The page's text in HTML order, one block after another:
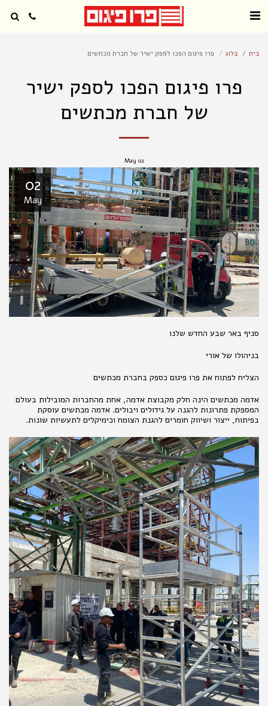
בית בלוג פרו פיגום הפכו לספק ישיר של חברת מכתשים
פרו פיגום הפכו לספק ישיר
של חברת מכתשים
02
May
02
May
סניף באר שבע החדש שלנו
בניהולו של אורי
הצליח לפתוח את פרו פיגום כספק בחברת מכתשים
אדמה מכתשים הינה חלק מקבוצת אדמה, אחת מהחברות המובילות בעולם
המספקת פתרונות להגנה על גידולים ויבולים. אדמה מכתשים עוסקת
בפיתוח, ייצור ושיווק חומרים להגנת הצומח וכימיקלים לתעשיות שונות.